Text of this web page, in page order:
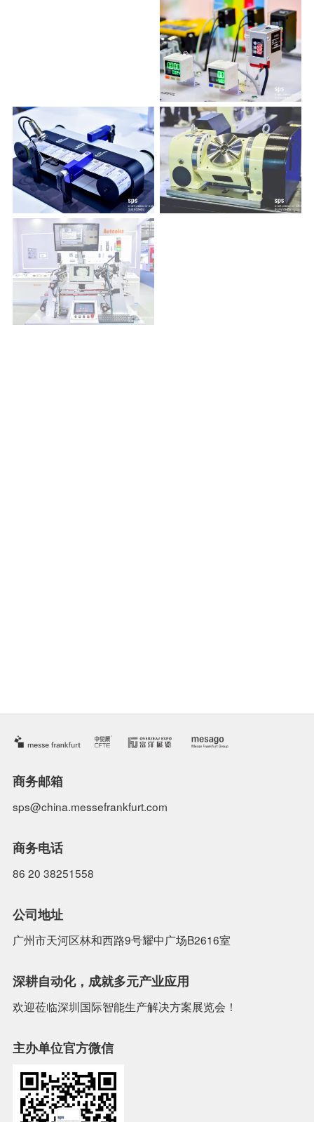
商务邮箱
sps@china.messefrankfurt.com
商务电话
86 20 38251558
公司地址
广州市天河区林和西路9号耀中广场B2616室
深耕自动化，成就多元产业应用
欢迎莅临深圳国际智能生产解决方案展览会！
主办单位官方微信